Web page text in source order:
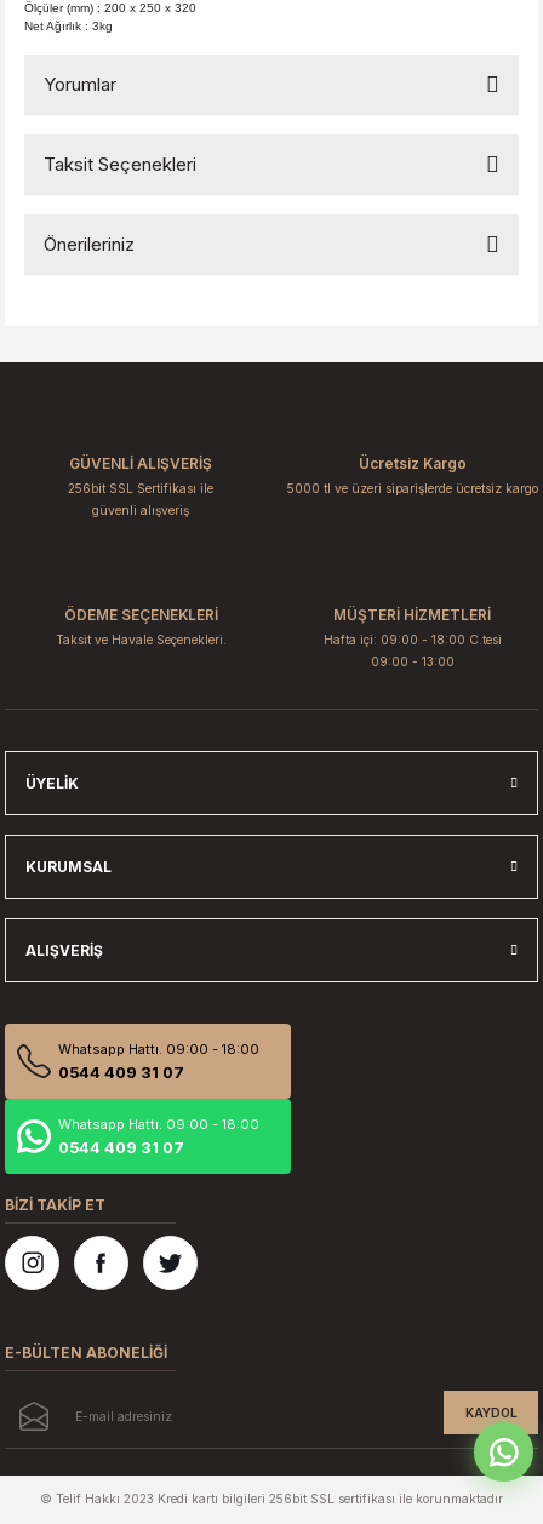
Ölçüler (mm) : 200 x 250 x 320
Net Ağırlık : 3kg
Yorumlar
Taksit Seçenekleri
Önerileriniz
Ürün açıklamasında eksik bilgiler bulunuyor.
Ürün bilgilerinde hatalar bulunuyor.
GÜVENLİ ALIŞVERİŞ
256bit SSL Sertifikası ile
güvenli alışveriş
Ücretsiz Kargo
5000 tl ve üzeri siparişlerde ücretsiz kargo
ÖDEME SEÇENEKLERİ
Taksit ve Havale Seçenekleri.
MÜŞTERİ HİZMETLERİ
Hafta içi: 09:00 - 18:00 C.tesi
09:00 - 13:00
ÜYELIK
KURUMSAL
ALIŞVERIŞ
Whatsapp Hattı. 09:00 - 18:00
0544 409 31 07
Whatsapp Hattı. 09:00 - 18:00
0544 409 31 07
BİZİ TAKİP ET
E-BÜLTEN ABONELİĞİ
KAYDOL
© Telif Hakkı 2023 Kredi kartı bilgileri 256bit SSL sertifikası ile korunmaktadır